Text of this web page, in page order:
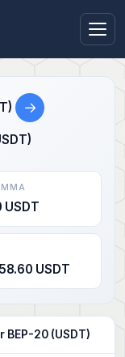
→
USDT
USDT
20 (USDT)